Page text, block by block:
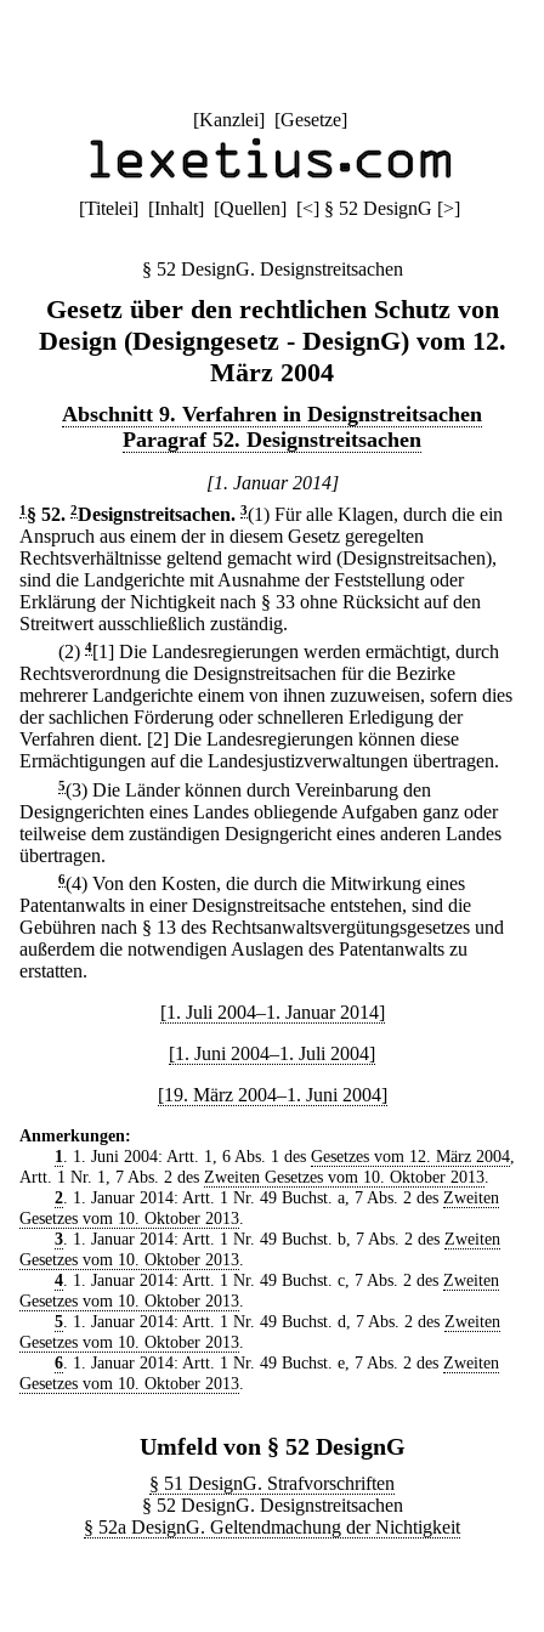
[Kanzlei] [Gesetze]
[Titelei] [Inhalt] [Quellen] [<] § 52 DesignG [>]
§ 52 DesignG. Designstreitsachen
Gesetz über den rechtlichen Schutz von
Design (Designgesetz - DesignG) vom 12.
März 2004
Abschnitt 9. Verfahren in Designstreitsachen
Paragraf 52. Designstreitsachen
[1. Januar 2014]
1 § 52. 2Designstreitsachen. 3(1) Für alle Klagen, durch die ein
Anspruch aus einem der in diesem Gesetz geregelten
Rechtsverhältnisse geltend gemacht wird (Designstreitsachen),
sind die Landgerichte mit Ausnahme der Feststellung oder
Erklärung der Nichtigkeit nach § 33 ohne Rücksicht auf den
Streitwert ausschließlich zuständig.
(2) 4[1] Die Landesregierungen werden ermächtigt, durch
Rechtsverordnung die Designstreitsachen für die Bezirke
mehrerer Landgerichte einem von ihnen zuzuweisen, sofern dies
der sachlichen Förderung oder schnelleren Erledigung der
Verfahren dient. [2] Die Landesregierungen können diese
Ermächtigungen auf die Landesjustizverwaltungen übertragen.
5(3) Die Länder können durch Vereinbarung den
Designgerichten eines Landes obliegende Aufgaben ganz oder
teilweise dem zuständigen Designgericht eines anderen Landes
übertragen.
6(4) Von den Kosten, die durch die Mitwirkung eines
Patentanwalts in einer Designstreitsache entstehen, sind die
Gebühren nach § 13 des Rechtsanwaltsvergütungsgesetzes und
außerdem die notwendigen Auslagen des Patentanwalts zu
erstatten.
[1. Juli 2004–1. Januar 2014]
[1. Juni 2004–1. Juli 2004]
[19. März 2004–1. Juni 2004]
Anmerkungen:
1
. 1. Juni 2004: Artt. 1, 6 Abs. 1 des Gesetzes vom 12. März 2004,
Artt. 1 Nr. 1, 7 Abs. 2 des Zweiten Gesetzes vom 10. Oktober 2013
2. 1. Januar 2014: Artt. 1 Nr. 49 Buchst. a, 7 Abs. 2 des Zweiten
Gesetzes vom 10. Oktober 2013
3. 1. Januar 2014: Artt. 1 Nr. 49 Buchst. b, 7 Abs. 2 des Zweiten
Gesetzes vom 10. Oktober 2013
4. 1. Januar 2014: Artt. 1 Nr. 49 Buchst. c, 7 Abs. 2 des Zweiten
Gesetzes vom 10. Oktober 2013
5. 1. Januar 2014: Artt. 1 Nr. 49 Buchst. d, 7 Abs. 2 des Zweiten
Gesetzes vom 10. Oktober 2013
6. 1. Januar 2014: Artt. 1 Nr. 49 Buchst. e, 7 Abs. 2 des Zweiten
Gesetzes vom 10. Oktober 2013
Umfeld von § 52 DesignG
§ 51 DesignG. Strafvorschriften
§ 52 DesignG. Designstreitsachen
§ 52a DesignG. Geltendmachung der Nichtigkeit